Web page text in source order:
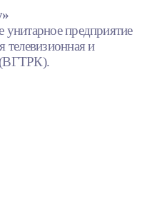
унитарное предприятие
телевизионная и
(ВГТРК).